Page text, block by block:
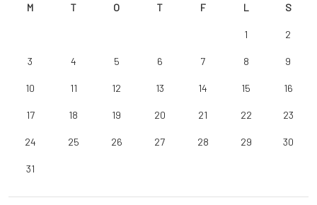
M T O T F L S
1 2
3 4 5 6 7 8 9
10 11 12 13 14 15 16
17 18 19 20 21 22 23
24 25 26 27 28 29 30
31